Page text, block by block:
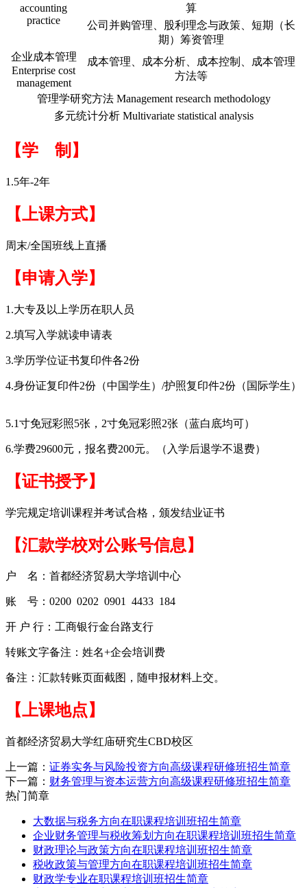
accounting
practice
算
公司并购管理、股利理念与政策、短期（长
期）筹资管理
企业成本管理
Enterprise cost
management
成本管理、成本分析、成本控制、成本管理
方法等
管理学研究方法 Management research methodology
多元统计分析 Multivariate statistical analysis
【学 制】
1.5年-2年
【上课方式】
周末/全国班线上直播
【申请入学】
1.大专及以上学历在职人员
2.填写入学就读申请表
3.学历学位证书复印件各2份
4.身份证复印件2份（中国学生）/护照复印件2份（国际学生）
5.1寸免冠彩照5张，2寸免冠彩照2张（蓝白底均可）
6.学费29600元，报名费200元。（入学后退学不退费）
【证书授予】
学完规定培训课程并考试合格，颁发结业证书
【汇款学校对公账号信息】
户 名：首都经济贸易大学培训中心
账 号：0200 0202 0901 4433 184
开 户 行：工商银行金台路支行
转账文字备注：姓名+企会培训费
备注：汇款转账页面截图，随申报材料上交。
【上课地点】
首都经济贸易大学红庙研究生CBD校区
上一篇： 证券实务与风险投资方向高级课程研修班招生简章
下一篇： 财务管理与资本运营方向高级课程研修班招生简章
热门简章
大数据与税务方向在职课程培训班招生简章
企业财务管理与税收筹划方向在职课程培训班招生简章
财政理论与政策方向在职课程培训班招生简章
税收政策与管理方向在职课程培训班招生简章
财政学专业在职课程培训班招生简章